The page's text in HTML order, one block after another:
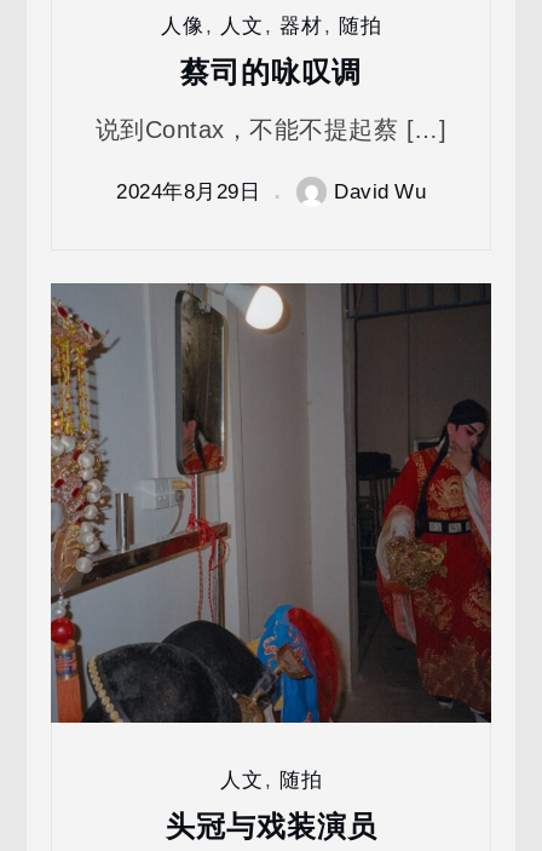
人像, 人文, 器材, 随拍
蔡司的咏叹调
说到Contax，不能不提起蔡 […]
2024年8月29日 David Wu
人文, 随拍
头冠与戏装演员